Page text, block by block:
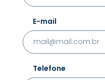
E-mail
Telefone